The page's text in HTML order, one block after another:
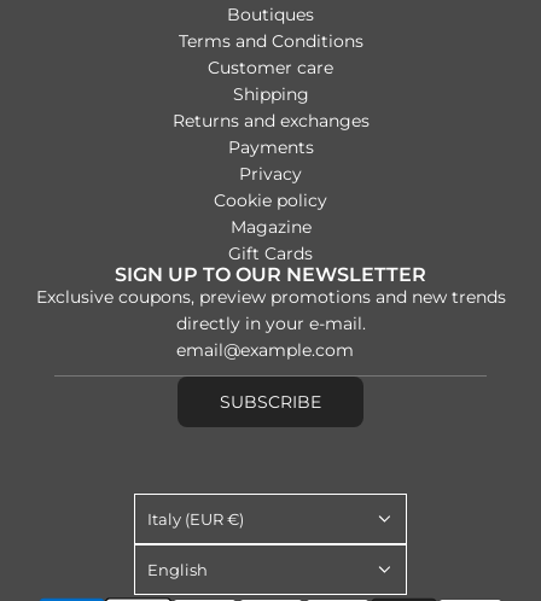
Boutiques
Terms and Conditions
Customer care
Shipping
Returns and exchanges
Payments
Privacy
Cookie policy
Magazine
Gift Cards
SIGN UP TO OUR NEWSLETTER
Exclusive coupons, preview promotions and new trends
directly in your e-mail.
SUBSCRIBE
Italy (EUR €)
English